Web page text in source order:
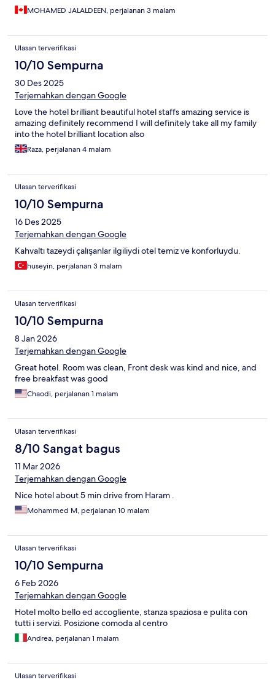
MOHAMED JALALDEEN, perjalanan 3 malam
Ulasan terverifikasi
10/10 Sempurna
30 Des 2025
Terjemahkan dengan Google
Love the hotel brilliant beautiful hotel staffs amazing service is
amazing definitely recommend I will definitely take all my family
into the hotel brilliant location also
Raza, perjalanan 4 malam
Ulasan terverifikasi
10/10 Sempurna
16 Des 2025
Terjemahkan dengan Google
Kahvaltı tazeydi çalışanlar ilgiliydi otel temiz ve konforluydu.
huseyin, perjalanan 3 malam
Ulasan terverifikasi
10/10 Sempurna
8 Jan 2026
Terjemahkan dengan Google
Great hotel. Room was clean, Front desk was kind and nice, and
free breakfast was good
Chaodi, perjalanan 1 malam
Ulasan terverifikasi
8/10 Sangat bagus
11 Mar 2026
Terjemahkan dengan Google
Nice hotel about 5 min drive from Haram .
Mohammed M, perjalanan 10 malam
Ulasan terverifikasi
10/10 Sempurna
6 Feb 2026
Terjemahkan dengan Google
Hotel molto bello ed accogliente, stanza spaziosa e pulita con
tutti i servizi. Posizione comoda al centro
Andrea, perjalanan 1 malam
Ulasan terverifikasi